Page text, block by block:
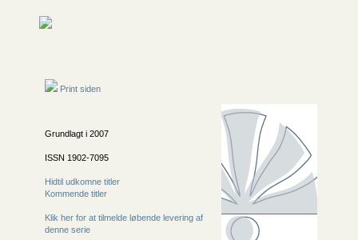
Print siden
Grundlagt i 2007
ISSN 1902-7095
Hidtil udkomne titler
Kommende titler
Klik her for at tilmelde løbende levering af
denne serie